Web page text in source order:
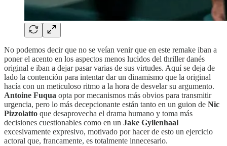
No podemos decir que no se veían venir que en este remake iban a
poner el acento en los aspectos menos lucidos del thriller danés
original e iban a dejar pasar varias de sus virtudes. Aquí se deja de
lado la contención para intentar dar un dinamismo que la original
hacía con un meticuloso ritmo a la hora de desvelar su argumento.
Antoine Fuqua opta por mecanismos más obvios para transmitir
urgencia, pero lo más decepcionante están tanto en un guion de Nic
Pizzolatto que desaprovecha el drama humano y toma más
decisiones cuestionables como en un Jake Gyllenhaal
excesivamente expresivo, motivado por hacer de esto un ejercicio
actoral que, francamente, es totalmente innecesario.